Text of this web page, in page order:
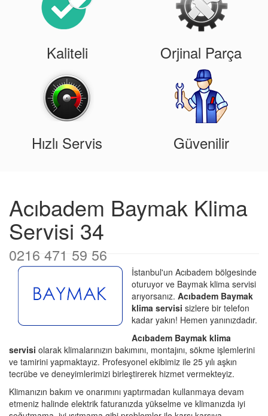
Kaliteli Orjinal Parça
Hızlı Servis Güvenilir
Acıbadem Baymak Klima
Servisi 34
0216 471 59 56
İstanbul'un Acıbadem bölgesinde
oturuyor ve Baymak klima servisi
arıyorsanız. Acıbadem Baymak
klima servisi sizlere bir telefon
kadar yakın! Hemen yanınızdadır.
Acıbadem Baymak klima
servisi olarak klimalarınızın bakımını, montajını, sökme işlemlerini
ve tamirini yapmaktayız. Profesyonel ekibimiz ile 25 yılı aşkın
tecrübe ve deneyimlerimizi birleştirerek hizmet vermekteyiz.
Klimanızın bakım ve onarımını yaptırmadan kullanmaya devam
etmeniz halinde elektrik faturanızda yükselme ve klimanızda iyi